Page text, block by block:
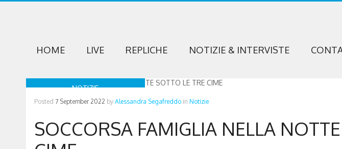
HOME LIVE REPLICHE NOTIZIE & INTERVISTE
NOTIZIE
Posted 7 September 2022 by Alessandra Segafreddo in Notizie
SOCCORSA FAMIGLIA NELLA